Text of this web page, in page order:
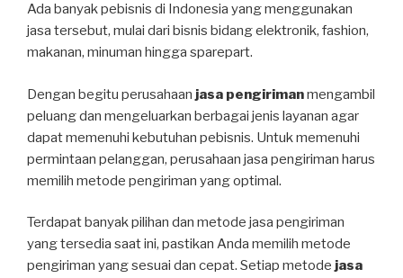
Ada banyak pebisnis di Indonesia yang menggunakan
jasa tersebut, mulai dari bisnis bidang elektronik, fashion,
makanan, minuman hingga sparepart.
Dengan begitu perusahaan jasa pengirimanmengambil
peluang dan mengeluarkan berbagai jenis layanan agar
dapat memenuhi kebutuhan pebisnis. Untuk memenuhi
permintaan pelanggan, perusahaan jasa pengiriman harus
memilih metode pengiriman yang optimal.
Terdapat banyak pilihan dan metode jasa pengiriman
yang tersedia saat ini, pastikan Anda memilih metode
pengiriman yang sesuai dan cepat. Setiap metode jasa